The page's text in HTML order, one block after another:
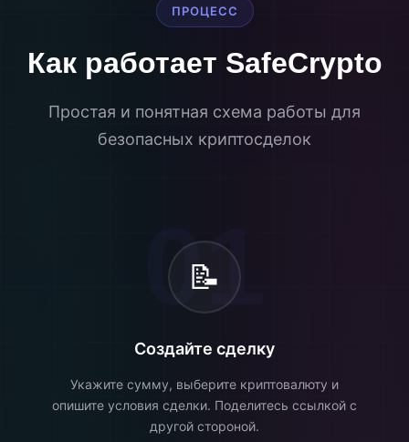
ПРОЦЕСС
Как работает SafeCrypto
Простая и понятная схема работы для
безопасных криптосделок
01
📝
Создайте сделку
Укажите сумму, выберите криптовалюту и
опишите условия сделки. Поделитесь ссылкой с
другой стороной.